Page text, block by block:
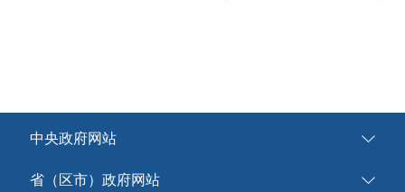
中央政府网站
省（区市）政府网站